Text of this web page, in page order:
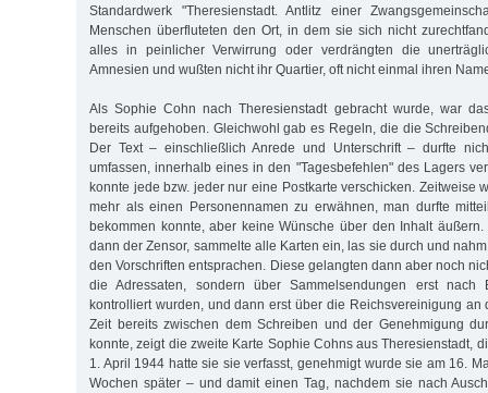
Standardwerk "Theresienstadt. Antlitz einer
Menschen überfluteten den Ort, in dem sie sich nicht
alles in peinlicher Verwirrung oder verdrängten die
Amnesien und wußten nicht ihr Quartier, oft nicht einmal ihren
Als Sophie Cohn nach Theresienstadt gebracht wurde, war
bereits aufgehoben. Gleichwohl gab es Regeln, die die
Der Text – einschließlich Anrede und Unterschrift – durfte
umfassen, innerhalb eines in den "Tagesbefehlen" des Lagers
konnte jede bzw. jeder nur eine Postkarte verschicken. Zeitweise
mehr als einen Personennamen zu erwähnen, man durfte
bekommen konnte, aber keine Wünsche über den Inhalt
dann der Zensor, sammelte alle Karten ein, las sie durch und
den Vorschriften entsprachen. Diese gelangten dann aber noch
die Adressaten, sondern über Sammelsendungen erst
kontrolliert wurden, und dann erst über die Reichsvereinigung an
Zeit bereits zwischen dem Schreiben und der Genehmigung
konnte, zeigt die zweite Karte Sophie Cohns aus Theresienstadt,
1. April 1944 hatte sie sie verfasst, genehmigt wurde sie am 16.
Wochen später – und damit einen Tag, nachdem sie nach